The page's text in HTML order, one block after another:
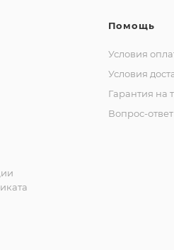
Помощь
Условия
Условия
Гарантия на
Вопрос-ответ